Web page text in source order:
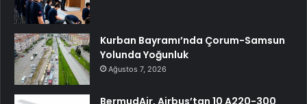
Kurban Bayramı’nda Çorum-Samsun
Yolunda Yoğunluk
Ağustos 7, 2026